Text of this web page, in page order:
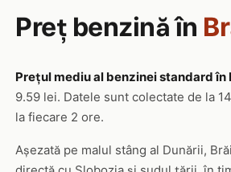
Preț benzină în
Prețul mediu al benzinei standard
9.59 lei. Datele sunt colectate de la
la fiecare 2 ore.
Așezată pe malul stâng al Dunării,